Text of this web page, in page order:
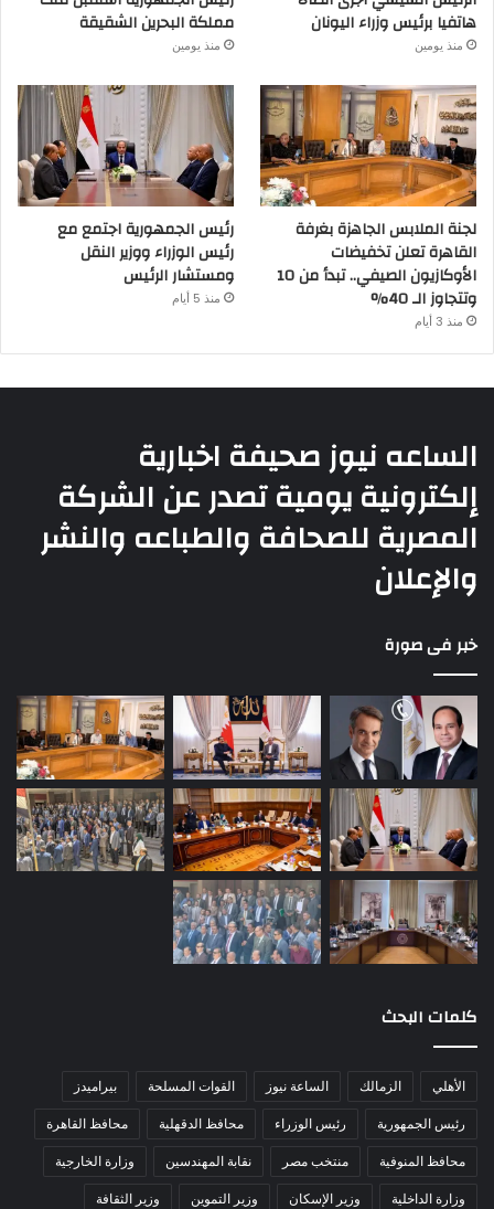
هاتفيا برئيس وزراء اليونان
منذ يومين
مملكة البحرين الشقيقة
منذ يومين
لجنة الملابس الجاهزة بغرفة
القاهرة تعلن تخفيضات
الأوكازيون الصيفي.. تبدأ من 10
وتتجاوز الـ 40%
منذ 3 أيام
رئيس الجمهورية اجتمع مع
رئيس الوزراء ووزير النقل
ومستشار الرئيس
منذ 5 أيام
الساعه نيوز صحيفة اخبارية
إلكترونية يومية تصدر عن الشركة
المصرية للصحافة والطباعه والنشر
والإعلان
خبر فى صورة
كلمات البحث
الأهلي الزمالك الساعة نيوز القوات المسلحة
بيراميدز
رئيس الجمهورية
رئيس الوزراء محافظ الدقهلية
محافظ القاهرة
محافظ المنوفية
منتخب مصر نقابة المهندسين
وزارة الخارجية
وزارة الداخلية
وزير الإسكان وزير التموين
وزير الثقافة